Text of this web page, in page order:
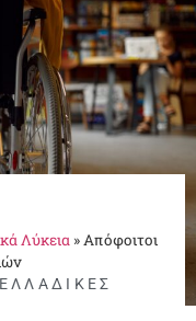
Λύκεια»Απόφοιτοι